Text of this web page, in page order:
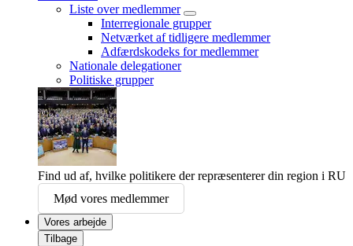
Liste over medlemmer
Interregionale grupper
Netværket af tidligere medlemmer
Adfærdskodeks for medlemmer
Nationale delegationer
Politiske grupper
Find ud af, hvilke politikere der repræsenterer din region i RU
Mød vores medlemmer
Vores arbejde
Tilbage